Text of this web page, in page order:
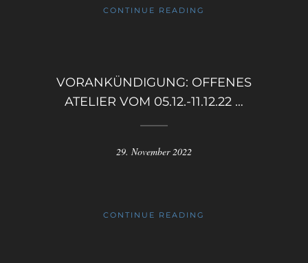
CONTINUE READING
VORANKÜNDIGUNG: OFFENES
ATELIER VOM 05.12.-11.12.22 …
29. November 2022
CONTINUE READING